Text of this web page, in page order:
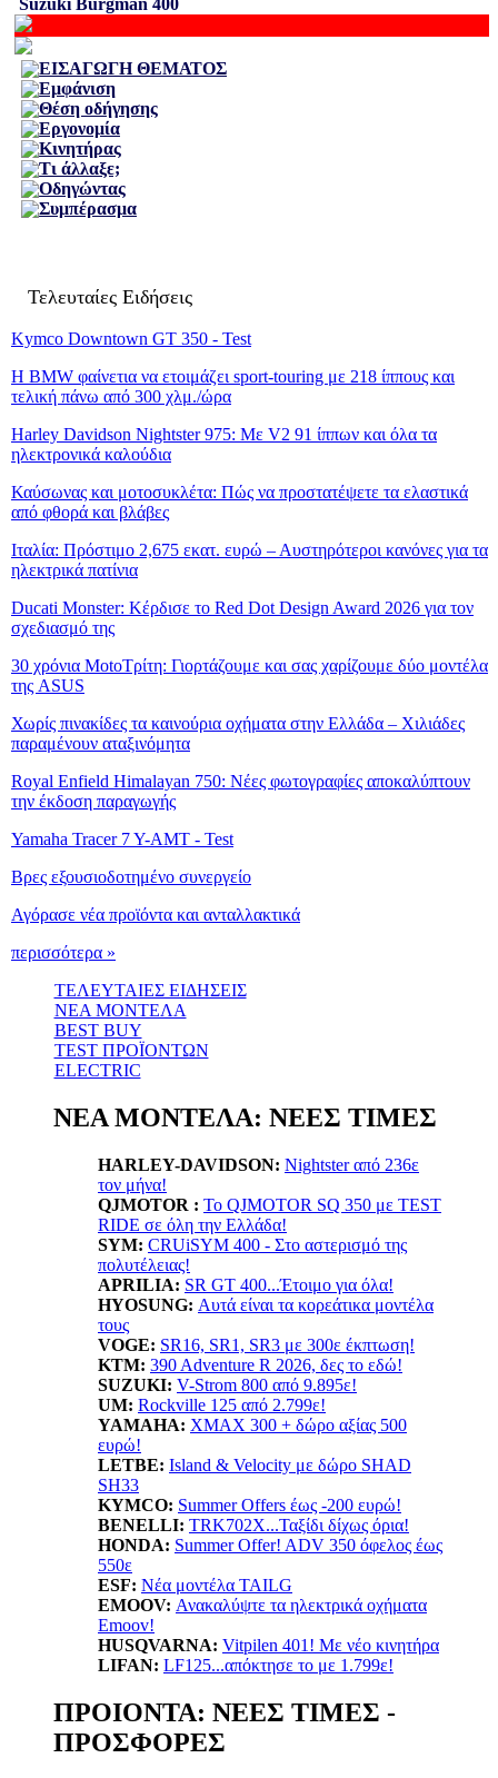
Suzuki Burgman 400
ΕΙΣΑΓΩΓΗ ΘΕΜΑΤΟΣ
Εμφάνιση
Θέση οδήγησης
Εργονομία
Κινητήρας
Τι άλλαξε;
Οδηγώντας
Συμπέρασμα
Τελευταίες Ειδήσεις
Kymco Downtown GT 350 - Test
Η BMW φαίνετια να ετοιμάζει sport-touring με 218 ίππους και
τελική πάνω από 300 χλμ./ώρα
Harley Davidson Nightster 975: Με V2 91 ίππων και όλα τα
ηλεκτρονικά καλούδια
Καύσωνας και μοτοσυκλέτα: Πώς να προστατέψετε τα ελαστικά
από φθορά και βλάβες
Ιταλία: Πρόστιμο 2,675 εκατ. ευρώ – Αυστηρότεροι κανόνες για τα
ηλεκτρικά πατίνια
Ducati Monster: Κέρδισε το Red Dot Design Award 2026 για τον
σχεδιασμό της
30 χρόνια MotoΤρίτη: Γιορτάζουμε και σας χαρίζουμε δύο μοντέλα
της ASUS
Χωρίς πινακίδες τα καινούρια οχήματα στην Ελλάδα – Χιλιάδες
παραμένουν αταξινόμητα
Royal Enfield Himalayan 750: Νέες φωτογραφίες αποκαλύπτουν
την έκδοση παραγωγής
Yamaha Tracer 7 Y-AMT - Test
Βρες εξουσιοδοτημένο συνεργείο
Αγόρασε νέα προϊόντα και ανταλλακτικά
περισσότερα »
ΤΕΛΕΥΤΑΙΕΣ ΕΙΔΗΣΕΙΣ
ΝΕΑ ΜΟΝΤΕΛΑ
BEST BUY
TEST ΠΡΟΪΟΝΤΩΝ
ELECTRIC
ΝΕΑ ΜΟΝΤΕΛΑ: ΝΕΕΣ ΤΙΜΕΣ
HARLEY-DAVIDSON: Nightster από 236ε
τον μήνα!
QJMOTOR : Το QJMOTOR SQ 350 με TEST
RIDE σε όλη την Ελλάδα!
SYM: CRUiSYM 400 - Στο αστερισμό της
πολυτέλειας!
APRILIA: SR GT 400...Έτοιμο για όλα!
HYOSUNG: Αυτά είναι τα κορεάτικα μοντέλα
τους
VOGE: SR16, SR1, SR3 με 300ε έκπτωση!
KTM: 390 Adventure R 2026, δες το εδώ!
SUZUKI: V-Strom 800 από 9.895ε!
UM: Rockville 125 από 2.799ε!
YAMAHA: XMAX 300 + δώρο αξίας 500
ευρώ!
LETBE: Island & Velocity με δώρο SHAD
SH33
KYMCO: Summer Offers έως -200 ευρώ!
BENELLI: TRK702X...Ταξίδι δίχως όρια!
HONDA: Summer Offer! ADV 350 όφελος έως
550ε
ESF: Νέα μοντέλα TAILG
EMOOV: Ανακαλύψτε τα ηλεκτρικά οχήματα
Emoov!
HUSQVARNA: Vitpilen 401! Με νέο κινητήρα
LIFAN: LF125...απόκτησε το με 1.799ε!
ΠΡΟΙΟΝΤΑ: ΝΕΕΣ ΤΙΜΕΣ -
ΠΡΟΣΦΟΡΕΣ